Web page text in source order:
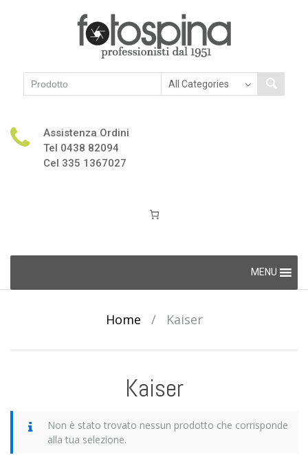
Assistenza Ordini
Tel 0438 82094
Cel 335 1367027
content
MENU
Home / Kaiser
Kaiser
Non è stato trovato nessun prodotto che corrisponde
alla tua selezione.